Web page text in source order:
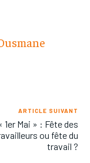
ARTICLE SUIVANT
1er Mai » : Fête des
ou fête du
travail ?